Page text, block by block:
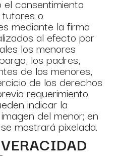
o
mediante la firma
al efecto por
los menores
los padres,
de los menores,
de los derechos
requerimiento
indicar la
del menor; en
mostrará pixelada.